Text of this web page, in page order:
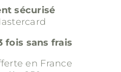
sécurisé
fois sans frais
en France